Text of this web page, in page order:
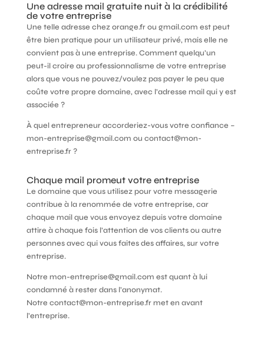
Une adresse mail gratuite nuit à la crédibilité
de votre entreprise
Une telle adresse chez orange.fr ou gmail.com est peut
être bien pratique pour un utilisateur privé, mais elle ne
convient pas à une entreprise. Comment quelqu’un
peut-il croire au professionnalisme de votre entreprise
alors que vous ne pouvez/voulez pas payer le peu que
coûte votre propre domaine, avec l’adresse mail qui y est
associée ?
À quel entrepreneur accorderiez-vous votre confiance –
mon-entreprise@gmail.com ou contact@mon-
entreprise.fr ?
Chaque mail promeut votre entreprise
Le domaine que vous utilisez pour votre messagerie
contribue à la renommée de votre entreprise, car
chaque mail que vous envoyez depuis votre domaine
attire à chaque fois l’attention de vos clients ou autre
personnes avec qui vous faites des affaires, sur votre
entreprise.
Notre mon-entreprise@gmail.com est quant à lui
condamné à rester dans l’anonymat.
Notre contact@mon-entreprise.fr met en avant
l’entreprise.